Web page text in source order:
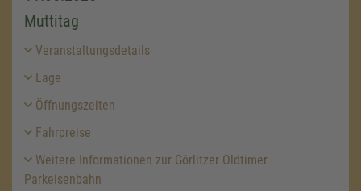
Muttitag
Veranstaltungsdetails
Lage
Öffnungszeiten
Fahrpreise
Weitere Informationen zur Görlitzer Oldtimer
Parkeisenbahn